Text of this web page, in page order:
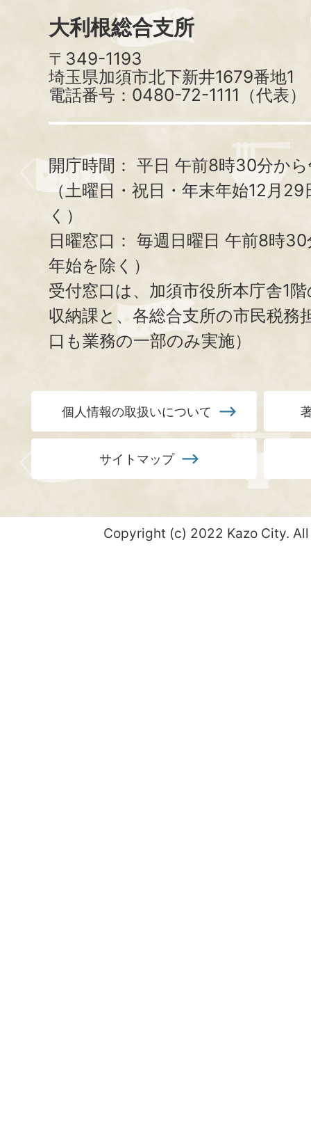
大利根総合支所
〒349-1193
埼玉県加須市北下新井1679番地1
電話番号：0480-72-1111（代表）
開庁時間： 平日 午前8時30分か
（土曜日・祝日・年末年始12月
く）
日曜窓口： 毎週日曜日 午前8時
年始を除く）
受付窓口は、加須市役所本庁舎1
収納課と、 各総合支所の市民税務
口も業務の一部のみ実施）
個人情報の取扱いについて
サイトマップ
Copyright (c) 2022 Kazo City.